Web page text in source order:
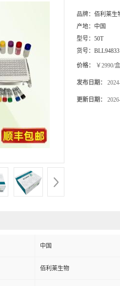
品牌： 佰利莱生
产地： 中国
型号： 50T
货号：
价格： ￥2990/盒
发布日期：
更新日期：
中国
佰利莱生物